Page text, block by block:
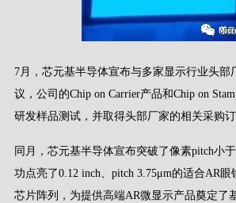
7月，芯元基半导体宣布与多家显示行业头部
议，公司的Chip on Carrier产品和Chip on
研发样品测试，并取得头部厂家的相关采购订
同月，芯元基半导体宣布突破了像素pitch小
功点亮了0.12 inch、pitch 3.75μm的适合AR
芯片阵列，为提供高端AR微显示产品奠定了